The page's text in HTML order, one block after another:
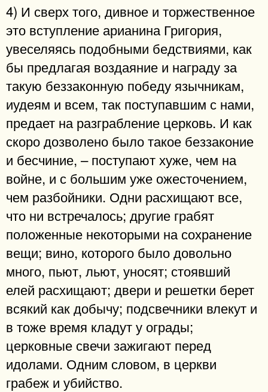
4) И сверх того, дивное и торжественное
это вступление арианина Григория,
увеселяясь подобными бедствиями, как
бы предлагая воздаяние и награду за
такую беззаконную победу язычникам,
иудеям и всем, так поступавшим с нами,
предает на разграбление церковь. И как
скоро дозволено было такое беззаконие
и бесчиние, – поступают хуже, чем на
войне, и с большим уже ожесточением,
чем разбойники. Одни расхищают все,
что ни встречалось; другие грабят
положенные некоторыми на сохранение
вещи; вино, которого было довольно
много, пьют, льют, уносят; стоявший
елей расхищают; двери и решетки берет
всякий как добычу; подсвечники влекут и
в тоже время кладут у ограды;
церковные свечи зажигают перед
идолами. Одним словом, в церкви
грабеж и убийство.